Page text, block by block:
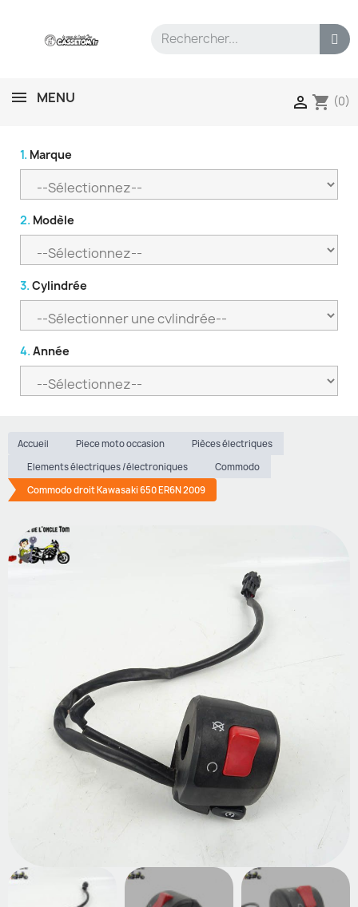
MENU  shopping_cart (0)
1. Marque
2. Modèle
3. Cylindrée
4. Année
Accueil Piece moto occasion
Pièces électriques
Elements électriques /électroniques
Commodo
Commodo droit Kawasaki 650 ER6N 2009